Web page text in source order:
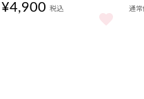
¥4,900 税込
ィオンチェア(バッグ付き) をも
通